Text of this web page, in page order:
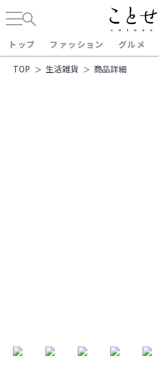
トップ ファッション グルメ
TOP 生活雑貨 商品詳細